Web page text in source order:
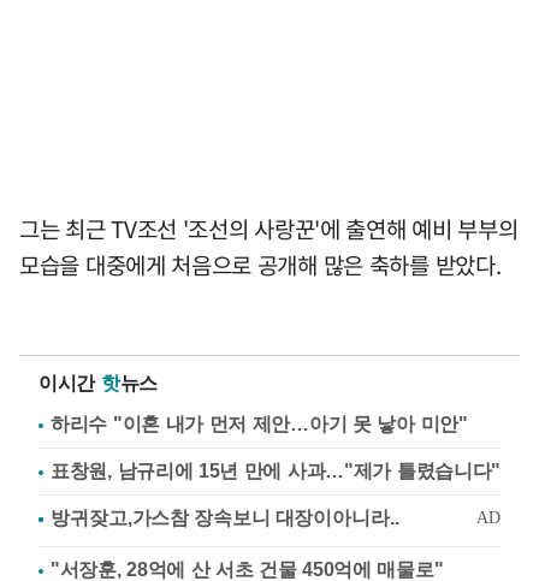
그는 최근 TV조선 '조선의 사랑꾼'에 출연해 예비 부부의
모습을 대중에게 처음으로 공개해 많은 축하를 받았다.
이시간 핫뉴스
하리수 "이혼 내가 먼저 제안…아기 못 낳아 미안"
표창원, 남규리에 15년 만에 사과…"제가 틀렸습니다"
"서장훈, 28억에 산 서초 건물 450억에 매물로"